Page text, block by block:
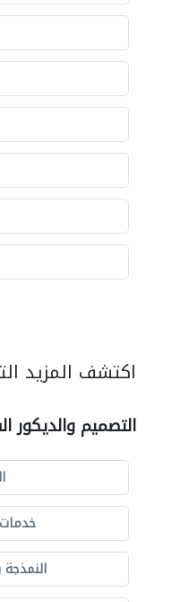
اكتشف المزيد
التصميم والديكور
النمذجة